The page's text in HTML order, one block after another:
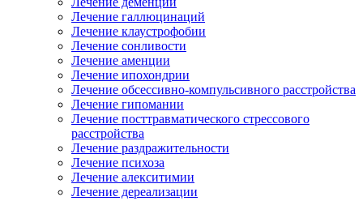
Лечение галлюцинаций
Лечение клаустрофобии
Лечение сонливости
Лечение аменции
Лечение ипохондрии
Лечение обсессивно-компульсивного расстройства
Лечение гипомании
Лечение посттравматического стрессового
расстройства
Лечение раздражительности
Лечение психоза
Лечение алекситимии
Лечение дереализации